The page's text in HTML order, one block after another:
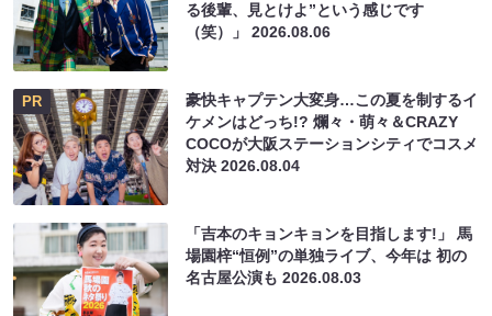
る後輩、見とけよ”という感じです
（笑）」2026.08.06
PR
豪快キャプテン大変身…この夏を制するイ
ケメンはどっち!? 爛々・萌々＆CRAZY
COCOが大阪ステーションシティでコスメ
対決2026.08.04
「吉本のキョンキョンを目指します!」 馬
場園梓“恒例”の単独ライブ、今年は 初の
名古屋公演も2026.08.03